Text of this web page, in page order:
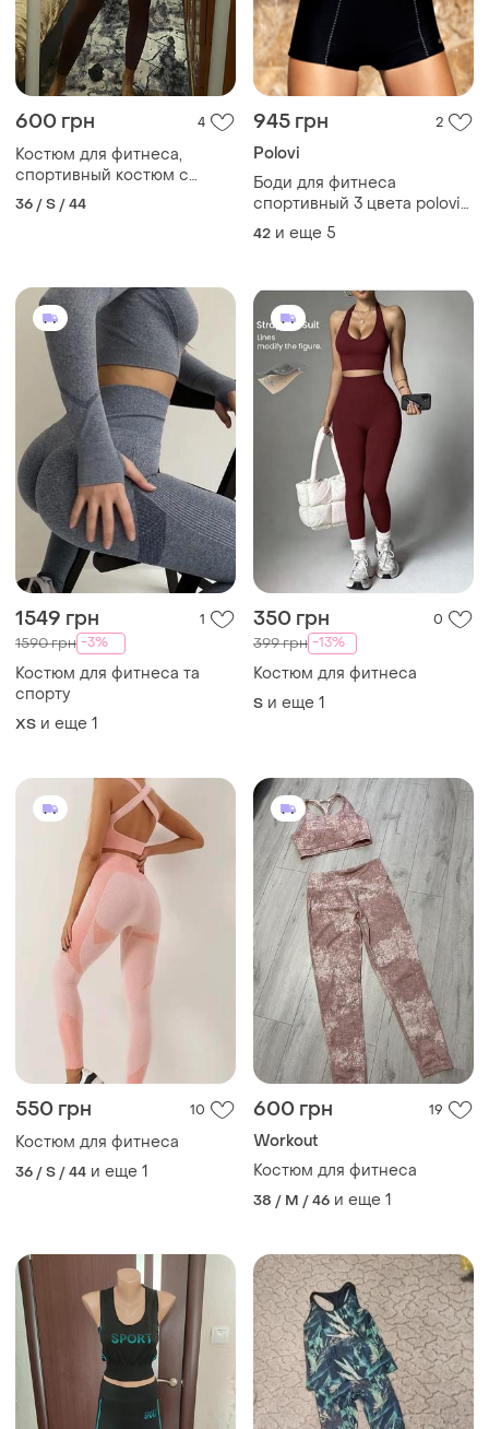
600 грн 4
Костюм для фитнеса,
спортивный костюм с
длинным рукавом
36 / S / 44
945 грн 2
Polovi
Боди для фитнеса
спортивный 3 цвета polovi
1509са
42 и еще 5
1549 грн 1
1590 грн -3%
Костюм для фитнеса та
спорту
ХS и еще 1
350 грн 0
399 грн -13%
Костюм для фитнеса
S и еще 1
550 грн 10
Костюм для фитнеса
36 / S / 44 и еще 1
600 грн 19
Workout
Костюм для фитнеса
38 / M / 46 и еще 1